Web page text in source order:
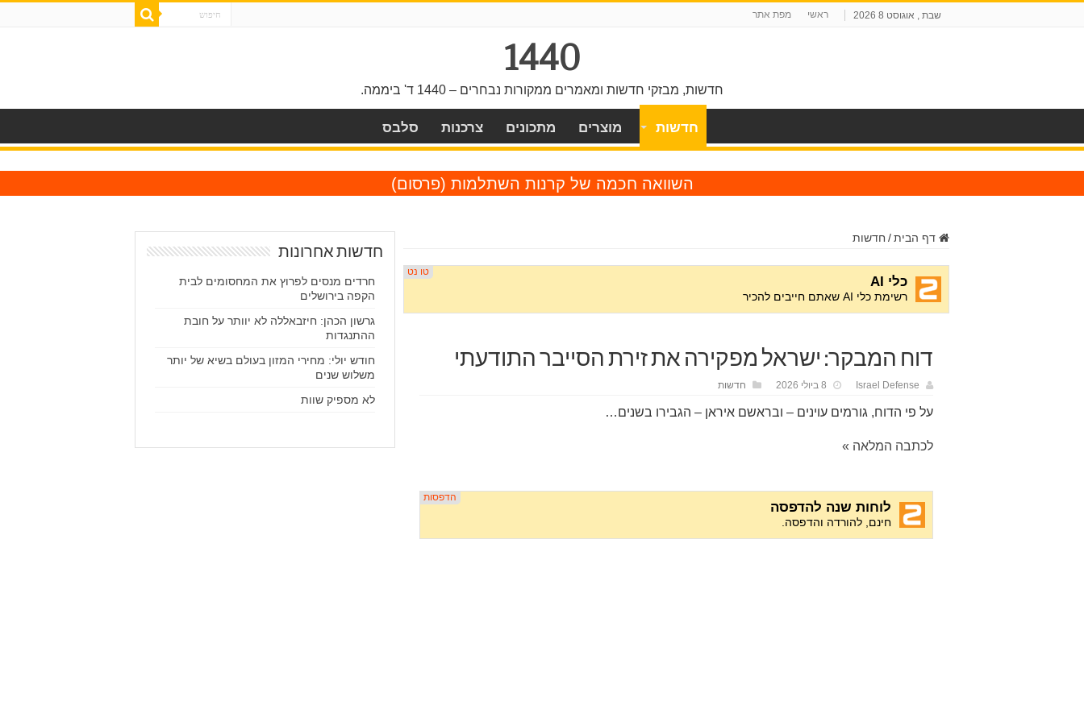
שבת , אוגוסט 8 2026 ראשי מפת אתר
1440
חדשות, מבזקי חדשות ומאמרים ממקורות נבחרים – 1440 ד' ביממה.
חדשות מוצרים מתכונים צרכנות סלבס
השוואה חכמה של קרנות השתלמות (פרסום)
דף הבית/ חדשות
דוח המבקר: ישראל מפקירה את זירת הסייבר התודעתי
Israel Defense 8 ביולי 2026 חדשות
על פי הדוח, גורמים עוינים – ובראשם איראן – הגבירו בשנים…
לכתבה המלאה »
חדשות אחרונות
חרדים מנסים לפרוץ את המחסומים לבית
הקפה בירושלים
גרשון הכהן: חיזבאללה לא יוותר על חובת
ההתנגדות
חודש יולי: מחירי המזון בעולם בשיא של יותר
משלוש שנים
לא מספיק שוות